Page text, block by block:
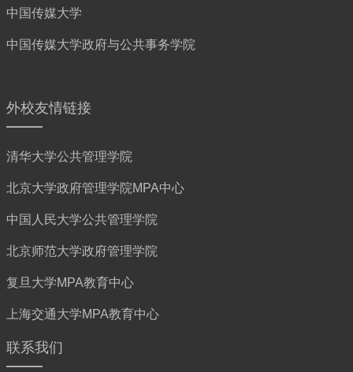
中国传媒大学
中国传媒大学政府与公共事务学院
外校友情链接
清华大学公共管理学院
北京大学政府管理学院MPA中心
中国人民大学公共管理学院
北京师范大学政府管理学院
复旦大学MPA教育中心
上海交通大学MPA教育中心
联系我们